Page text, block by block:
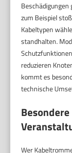
zum Beispiel
Kabeltypen
standhalten.
reduzieren
kommt es
technische
Wer